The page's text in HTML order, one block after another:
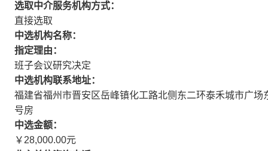
选取中介服务机构方式：
直接选取
中选机构名称：
指定理由：
班子会议研究决定
中选机构联系地址：
福建省福州市晋安区岳峰镇化工路北侧东二环泰禾城市广
号房
中选金额：
￥28,000.00元